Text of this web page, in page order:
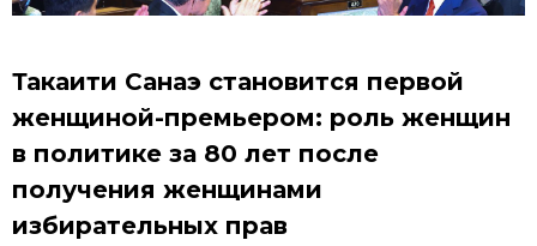
Путеводитель по Японии
Фото/Видео
Разделы
Такаити Санаэ становится первой
женщиной-премьером: роль женщин
в политике за 80 лет после
получения женщинами
избирательных прав